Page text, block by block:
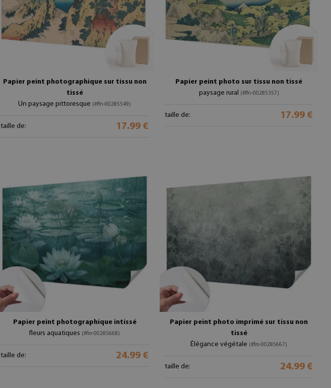
Papier peint photographique sur tissu non
tissé
Un paysage pittoresque (#ffn-00285549)
taille de: 17.99 €
Papier peint photo sur tissu non tissé
paysage rural (#ffn-00285357)
taille de: 17.99 €
Papier peint photographique intissé
fleurs aquatiques (#fm-00285668)
taille de: 24.99 €
Papier peint photo imprimé sur tissu non
tissé
Élégance végétale (#fm-00285667)
taille de: 24.99 €